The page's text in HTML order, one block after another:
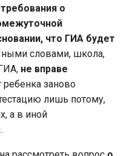
о
что ГИА будет
словами, школа,
не вправе
ребенка заново
лишь потому,
а в иной